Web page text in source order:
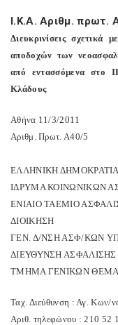
Ι.Κ.Α. Αριθμ. πρωτ.
Διευκρινίσεις σχετικά με
αποδοχών των
από εντασσόμενα στο
Κλάδους
Αθήνα 11/3/2011
Αριθμ.Πρωτ. Α40/5
ΕΛΛΗΝΙΚΗ ΔΗΜΟΚΡΑΤΙΑ
ΙΔΡΥΜΑ ΚΟΙΝΩΝΙΚΩΝ
ΕΝΙΑΙΟ ΤΑΕΜΙΟ
ΔΙΟΙΚΗΣΗ
ΓΕΝ. Δ/ΝΣΗΑΣΦ/ΚΩΝ
ΔΙΕΥΘΥΝΣΗ ΑΣΦΑΛΙΣΗΣ
ΤΜΗΜΑ ΓΕΝΙΚΩΝ
Ταχ. Διεύθυνση :Αγ.Κων/
Αριθ. τηλεφώνου : 210 52